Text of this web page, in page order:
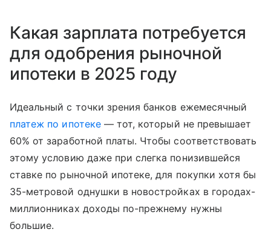
Какая зарплата потребуется
для одобрения рыночной
ипотеки в 2025 году
Идеальный с точки зрения банков ежемесячный
платеж по ипотеке— тот, который не превышает
60% от заработной платы. Чтобы соответствовать
этому условию даже при слегка понизившейся
ставке по рыночной ипотеке, для покупки хотя бы
35-метровой однушки в новостройках в городах-
миллионниках доходы по-прежнему нужны
большие.